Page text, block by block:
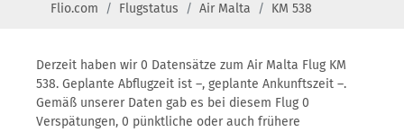
Flio.com Flugstatus Air Malta KM 538
Derzeit haben wir 0 Datensätze zum Air Malta Flug KM
538. Geplante Abflugzeit ist –, geplante Ankunftszeit –.
Gemäß unserer Daten gab es bei diesem Flug 0
Verspätungen, 0 pünktliche oder auch frühere